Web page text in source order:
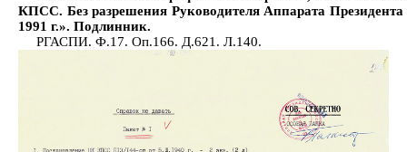
КПСС. Без разрешения Руководителя Аппарата
1991 г.». Подлинник.
РГАСПИ. Ф.17. Оп.166. Д.621. Л.140.